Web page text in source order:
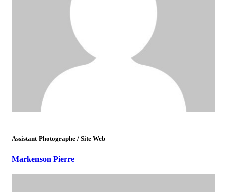
Assistant Photographe / Site Web
Markenson Pierre